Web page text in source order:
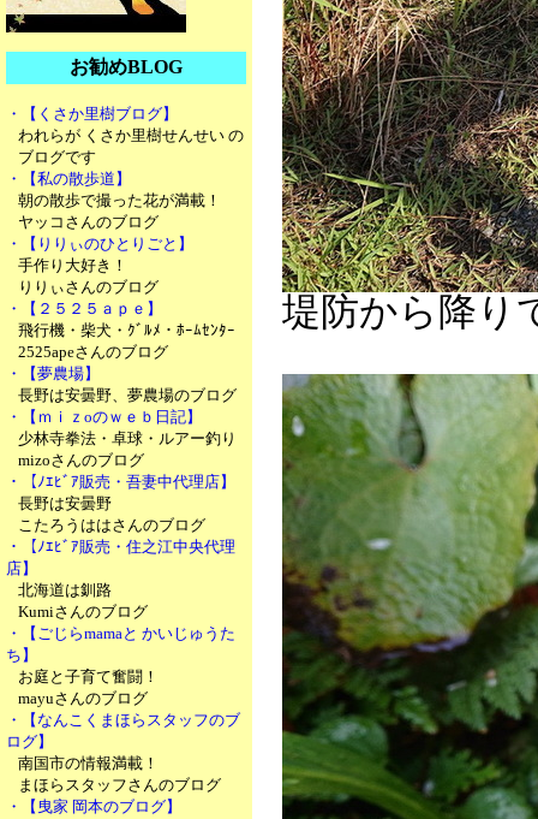
お勧めBLOG
・【くさか里樹ブログ】
われらが くさか里樹せんせい の
ブログです
・【私の散歩道】
朝の散歩で撮った花が満載！
ヤッコさんのブログ
・【りりぃのひとりごと】
手作り大好き！
りりぃさんのブログ
・【２５２５ａｐｅ】
飛行機・柴犬・ｸﾞﾙﾒ・ﾎｰﾑｾﾝﾀｰ
2525apeさんのブログ
・【夢農場】
長野は安曇野、夢農場のブログ
・【ｍｉｚoのｗｅｂ日記】
少林寺拳法・卓球・ルアー釣り
mizoさんのブログ
・【ﾉｴﾋﾞｱ販売・吾妻中代理店】
長野は安曇野
こたろうははさんのブログ
・【ﾉｴﾋﾞｱ販売・住之江中央代理
店】
北海道は釧路
Kumiさんのブログ
・【ごじらmamaと かいじゅうた
ち】
お庭と子育て奮闘！
mayuさんのブログ
・【なんこくまほらスタッフのブ
ログ】
南国市の情報満載！
まほらスタッフさんのブログ
・【曳家 岡本のブログ】
堤防から降り